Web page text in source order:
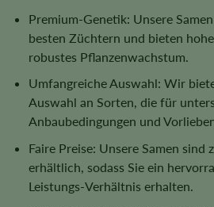
Premium-Genetik: Unsere
besten Züchtern und bieten
robustes Pflanzenwachstum.
Umfangreiche Auswahl: Wir
Auswahl an Sorten, die für
Anbaubedingungen und
Faire Preise: Unsere Samen sind
erhältlich, sodass Sie ein
Leistungs-Verhältnis erhalten.